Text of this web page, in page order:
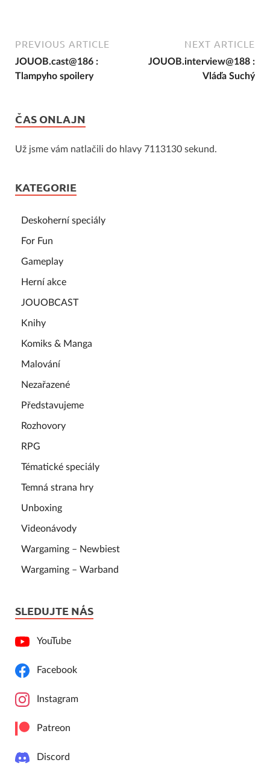
PREVIOUS ARTICLE
JOUOB.cast@186 :
Tlampyho spoilery
NEXT ARTICLE
JOUOB.interview@188 :
Vláďa Suchý
ČAS ONLAJN
Už jsme vám natlačili do hlavy 7113130 sekund.
KATEGORIE
Deskoherní speciály
For Fun
Gameplay
Herní akce
JOUOBCAST
Knihy
Komiks & Manga
Malování
Nezařazené
Představujeme
Rozhovory
RPG
Tématické speciály
Temná strana hry
Unboxing
Videonávody
Wargaming – Newbiest
Wargaming – Warband
SLEDUJTE NÁS
YouTube
Facebook
Instagram
Patreon
Discord